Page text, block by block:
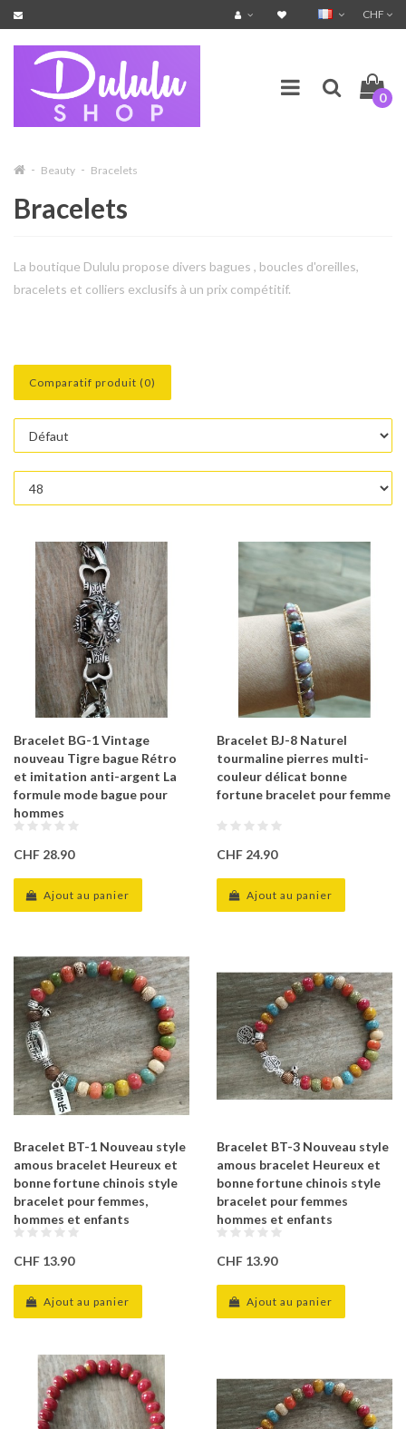
CHF
0
Beauty Bracelets
Bracelets
La boutique Dululu propose divers bagues , boucles d'oreilles,
bracelets et colliers exclusifs à un prix compétitif.
Comparatif produit (0)
Bracelet BG-1 Vintage
nouveau Tigre bague Rétro
et imitation anti-argent La
formule mode bague pour
hommes
CHF 28.90
Ajout au panier
Bracelet BJ-8 Naturel
tourmaline pierres multi-
couleur délicat bonne
fortune bracelet pour femme
CHF 24.90
Ajout au panier
Bracelet BT-1 Nouveau style
amous bracelet Heureux et
bonne fortune chinois style
bracelet pour femmes,
hommes et enfants
CHF 13.90
Ajout au panier
Bracelet BT-3 Nouveau style
amous bracelet Heureux et
bonne fortune chinois style
bracelet pour femmes
hommes et enfants
CHF 13.90
Ajout au panier